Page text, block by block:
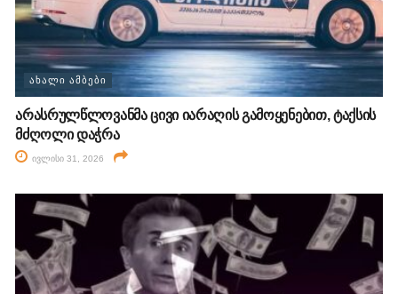
ᲐᲮᲐᲚᲘ ᲐᲛᲑᲔᲑᲘ
არასრულწლოვანმა ცივი იარაღის გამოყენებით, ტაქსის
მძღოლი დაჭრა
ივლისი 31, 2026